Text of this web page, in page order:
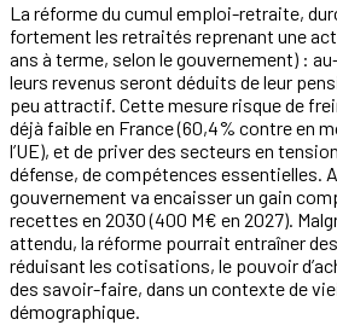
La réforme du cumul emploi-retraite,
fortement les retraités reprenant une
ans à terme, selon le gouvernement) :
leurs revenus seront déduits de leur
peu attractif. Cette mesure risque de
déjà faible en France (60,4% contre en
l’UE), et de priver des secteurs en
défense, de compétences essentielles.
gouvernement va encaisser un gain
recettes en 2030 (400 M€ en 2027).
attendu, la réforme pourrait entraîner
réduisant les cotisations, le pouvoir
des savoir-faire, dans un contexte de
démographique.